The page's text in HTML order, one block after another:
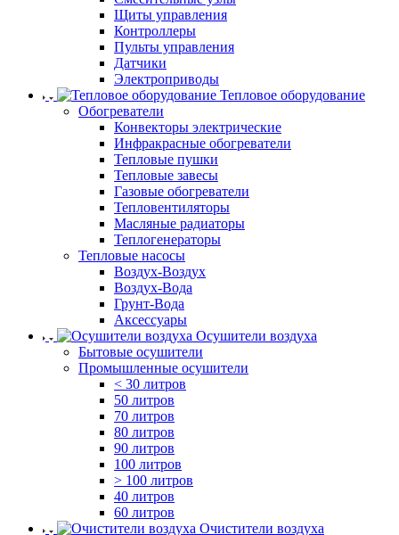
Щиты управления
Контроллеры
Пульты управления
Датчики
Электроприводы
Тепловое оборудование
Обогреватели
Конвекторы электрические
Инфракрасные обогреватели
Тепловые пушки
Тепловые завесы
Газовые обогреватели
Тепловентиляторы
Масляные радиаторы
Теплогенераторы
Тепловые насосы
Воздух-Воздух
Воздух-Вода
Грунт-Вода
Аксессуары
Осушители воздуха
Бытовые осушители
Промышленные осушители
< 30 литров
50 литров
70 литров
80 литров
90 литров
100 литров
> 100 литров
40 литров
60 литров
Очистители воздуха